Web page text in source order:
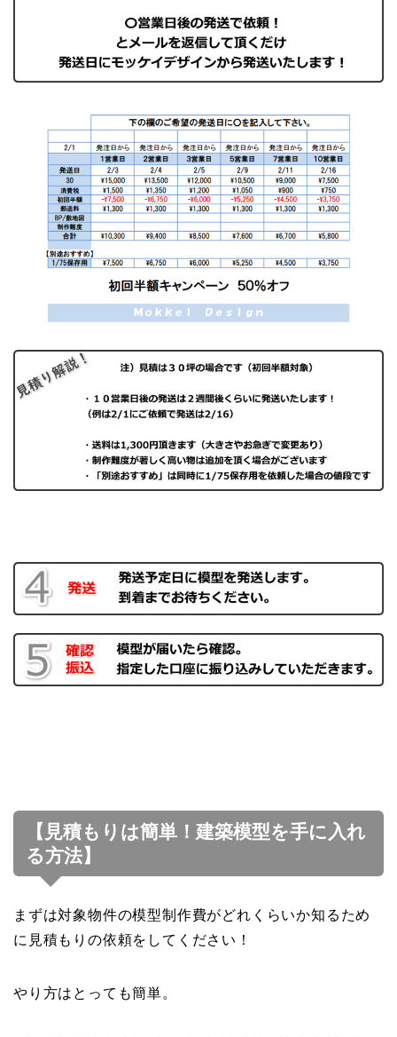
【見積もりは簡単！建築模型を手に入れ
る方法】
まずは対象物件の模型制作費がどれくらいか知るため
に見積もりの依頼をしてください！
やり方はとっても簡単。